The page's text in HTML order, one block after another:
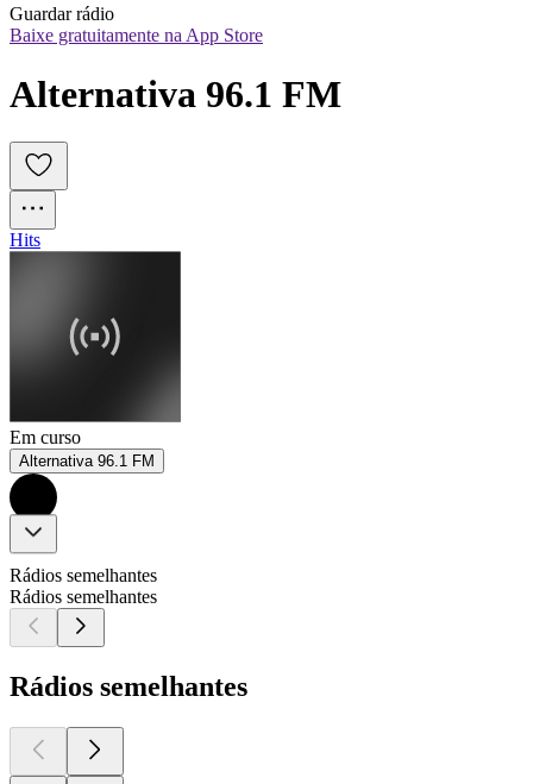
Guardar rádio
Baixe gratuitamente na App Store
Alternativa 96.1 FM
Hits
Em curso
Alternativa 96.1 FM
Rádios semelhantes
Rádios semelhantes
Rádios semelhantes